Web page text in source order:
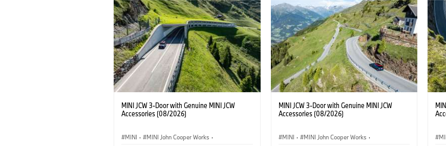
MINI JCW 3-Door with Genuine MINI JCW
Accessories (08/2026)
MINI · MINI John Cooper Works ·
MINI JCW 3-Door with Genuine MINI JCW
Accessories (08/2026)
MINI · MINI John Cooper Works ·